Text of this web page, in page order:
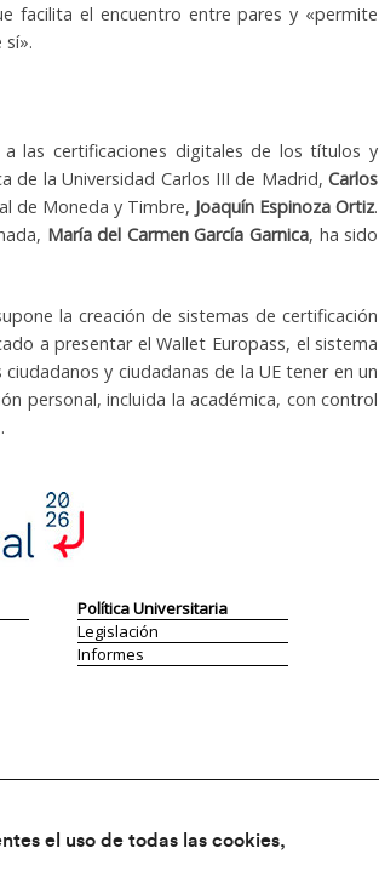
el uso de todas las cookies,
facilita el encuentro entre pares y «permite
las certificaciones digitales de los títulos y
de la Universidad Carlos III de Madrid,Carlos
de Moneda y Timbre, Joaquín Espinoza Ortiz.
María del Carmen García Garnica, ha sido
la creación de sistemas de certificación
a presentar el Wallet Europass, el sistema
y ciudadanas de la UE tener en un
personal, incluida la académica, con control
Política Universitaria
Legislación
Informes